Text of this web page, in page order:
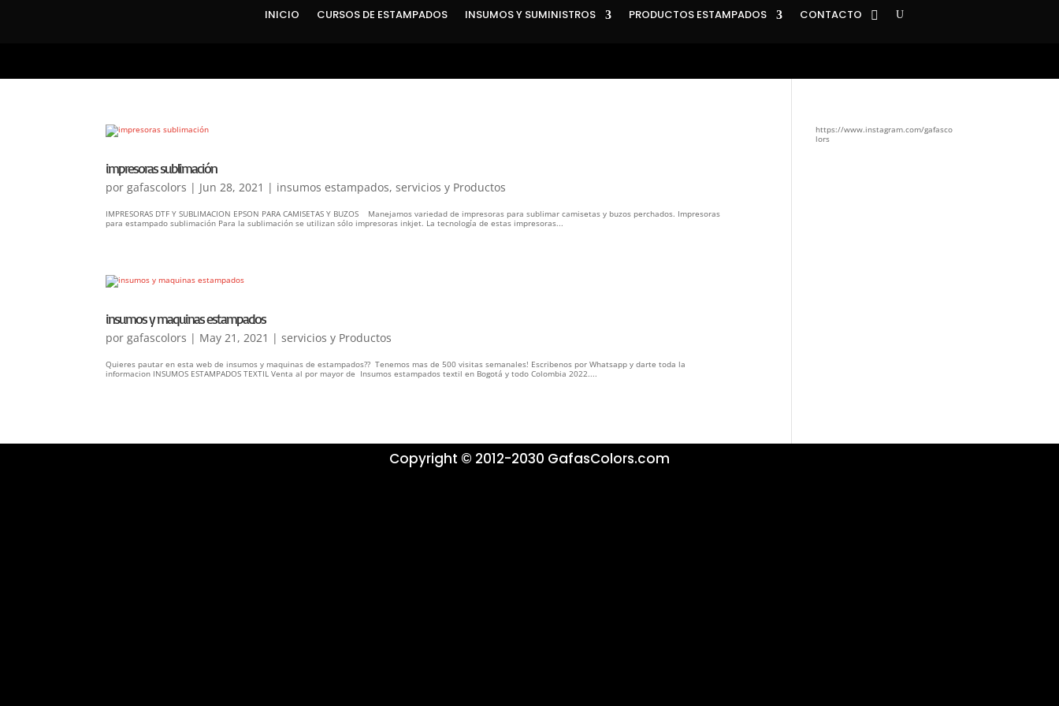
INICIO CURSOS DE ESTAMPADOS INSUMOS Y SUMINISTROS PRODUCTOS ESTAMPADOS CONTACTO
impresoras sublimación
porgafascolors | Jun 28, 2021 | insumos estampados,servicios y Productos
IMPRESORAS DTF Y SUBLIMACION EPSON PARA CAMISETAS Y BUZOS Manejamos variedad de impresoras para sublimar camisetas y buzos perchados. Impresoras
para estampado sublimación Para la sublimación se utilizan sólo impresoras inkjet. La tecnología de estas impresoras...
insumos y maquinas estampados
porgafascolors | May 21, 2021 |servicios y Productos
Quieres pautar en esta web de insumos y maquinas de estampados?? Tenemos mas de 500 visitas semanales! Escribenos por Whatsapp y darte toda la
informacion INSUMOS ESTAMPADOS TEXTIL Venta al por mayor de Insumos estampados textil en Bogotá y todo Colombia 2022....
https://www.instagram.com/gafasco
lors
Copyright © 2012-2030 GafasColors.com